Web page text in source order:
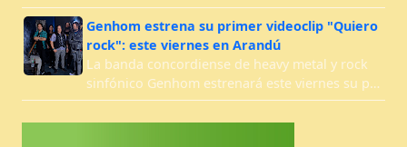
Genhom estrena su primer videoclip "Quiero
rock": este viernes en Arandú
La banda concordiense de heavy metal y rock
sinfónico Genhom estrenará este viernes su p…